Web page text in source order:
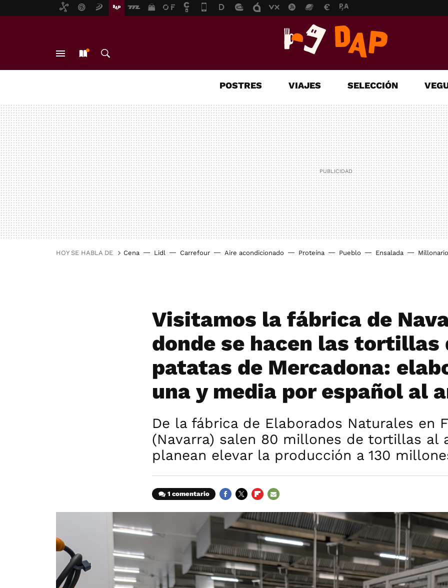
POSTRES VIAJES SELECCIÓN
HOY SE HABLA DE Cena Lidl Carrefour Aire acondicionado Proteína Pueblo Ensalada Millonario
Visitamos la fábrica de
donde se hacen las tortillas
patatas de Mercadona:
una y media por español al
De la fábrica de Elaborados Naturales en
(Navarra) salen 80 millones de tortillas al
planean elevar la producción a 130
1 comentario
MAIL